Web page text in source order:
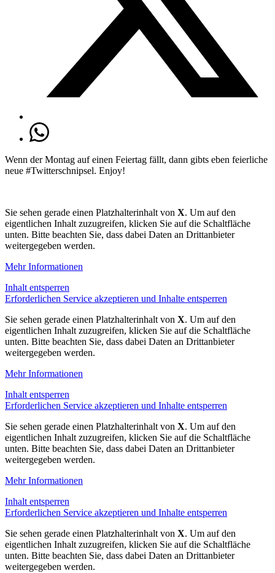
Wenn der Montag auf einen Feiertag fällt, dann gibts eben feierliche
neue #Twitterschnipsel. Enjoy!
Sie sehen gerade einen Platzhalterinhalt von X. Um auf den
eigentlichen Inhalt zuzugreifen, klicken Sie auf die Schaltfläche
unten. Bitte beachten Sie, dass dabei Daten an Drittanbieter
weitergegeben werden.
Mehr Informationen
Inhalt entsperren
Erforderlichen Service akzeptieren und Inhalte entsperren
Sie sehen gerade einen Platzhalterinhalt von X. Um auf den
eigentlichen Inhalt zuzugreifen, klicken Sie auf die Schaltfläche
unten. Bitte beachten Sie, dass dabei Daten an Drittanbieter
weitergegeben werden.
Mehr Informationen
Inhalt entsperren
Erforderlichen Service akzeptieren und Inhalte entsperren
Sie sehen gerade einen Platzhalterinhalt von X. Um auf den
eigentlichen Inhalt zuzugreifen, klicken Sie auf die Schaltfläche
unten. Bitte beachten Sie, dass dabei Daten an Drittanbieter
weitergegeben werden.
Mehr Informationen
Inhalt entsperren
Erforderlichen Service akzeptieren und Inhalte entsperren
Sie sehen gerade einen Platzhalterinhalt von X. Um auf den
eigentlichen Inhalt zuzugreifen, klicken Sie auf die Schaltfläche
unten. Bitte beachten Sie, dass dabei Daten an Drittanbieter
weitergegeben werden.